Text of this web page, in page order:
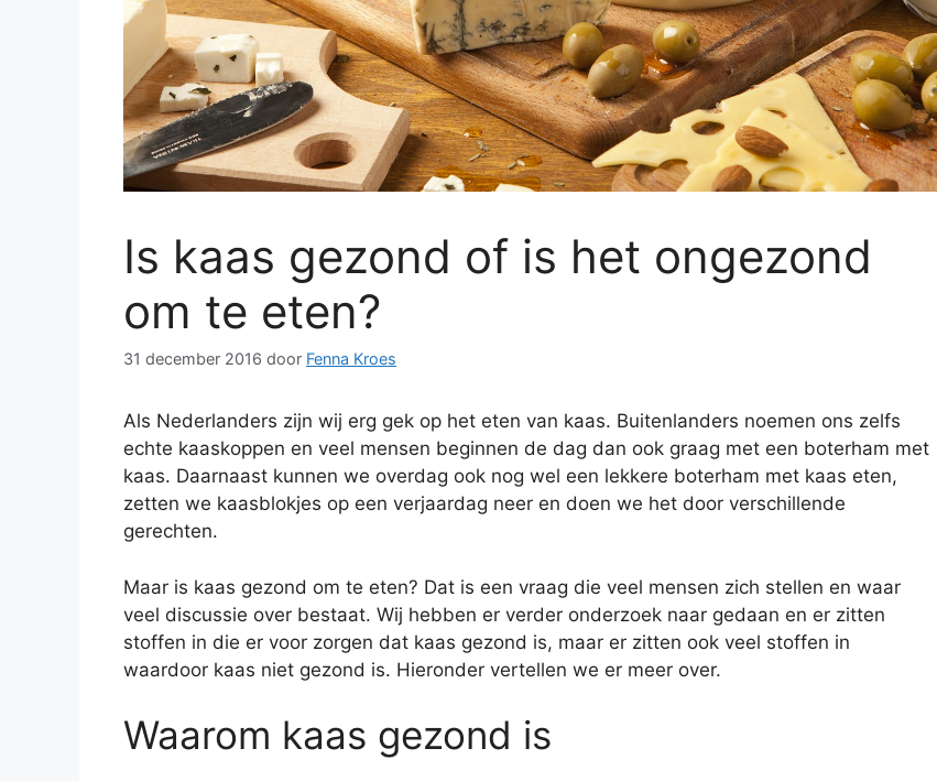
Is kaas gezond of is het ongezond
om te eten?
31 december 2016 door Fenna Kroes
Als Nederlanders zijn wij erg gek op het eten van kaas. Buitenlanders noemen ons zelfs
echte kaaskoppen en veel mensen beginnen de dag dan ook graag met een boterham met
kaas. Daarnaast kunnen we overdag ook nog wel een lekkere boterham met kaas eten,
zetten we kaasblokjes op een verjaardag neer en doen we het door verschillende
gerechten.
Maar is kaas gezond om te eten? Dat is een vraag die veel mensen zich stellen en waar
veel discussie over bestaat. Wij hebben er verder onderzoek naar gedaan en er zitten
stoffen in die er voor zorgen dat kaas gezond is, maar er zitten ook veel stoffen in
waardoor kaas niet gezond is. Hieronder vertellen we er meer over.
Waarom kaas gezond is